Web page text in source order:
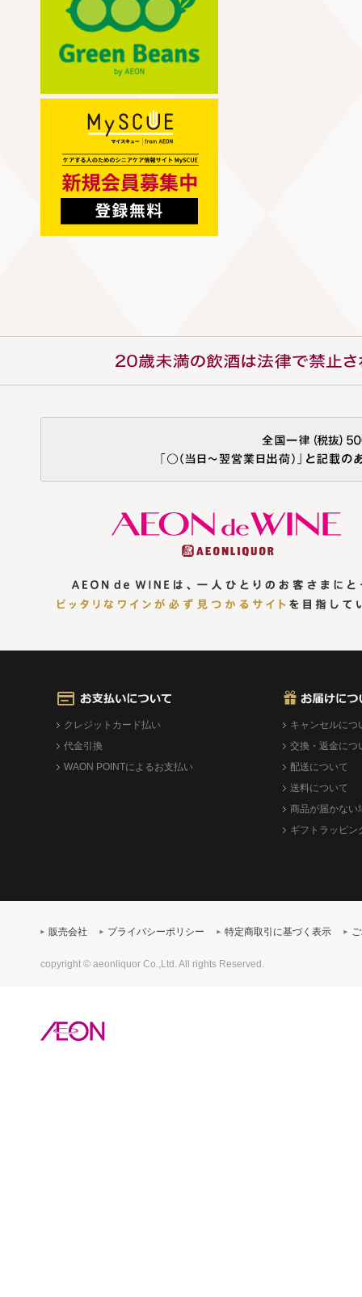
クレジットカード払い
代金引換
WAON POINTによるお支払い
キャンセルにつ
交換・返金につ
配送について
送料について
商品が届かない
ギフトラッピン
販売会社 プライバシーポリシー 特定商取引に基づく表示
copyright © aeonliquor Co.,Ltd. All rights Reserved.